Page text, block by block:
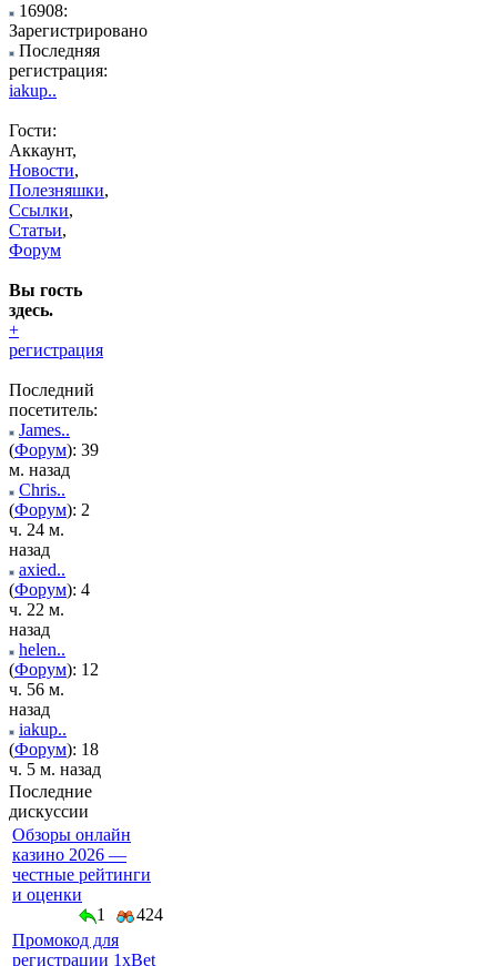
16908:
Зарегистрировано
Последняя
регистрация:
iakup..
Гости:
Аккаунт,
Новости,
Полезняшки,
Ссылки,
Статьи,
Форум
Вы гость
здесь.
+
регистрация
Последний
посетитель:
James..
(Форум): 39
м. назад
Chris..
(Форум): 2
ч. 24 м.
назад
axied..
(Форум): 4
ч. 22 м.
назад
helen..
(Форум): 12
ч. 56 м.
назад
iakup..
(Форум): 18
ч. 5 м. назад
Последние
дискуссии
Обзоры онлайн
казино 2026 —
честные рейтинги
и оценки
1
424
Промокод для
регистрации 1xBet